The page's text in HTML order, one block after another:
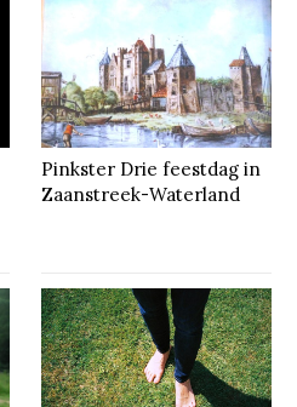
Pinkster Drie feestdag in
Zaanstreek-Waterland